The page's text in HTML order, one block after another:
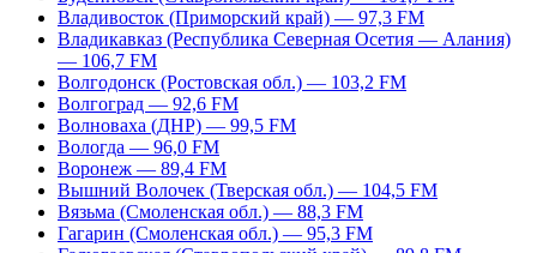
Владивосток (Приморский край) — 97,3 FM
Владикавказ (Республика Северная Осетия — Алания)
— 106,7 FM
Волгодонск (Ростовская обл.) — 103,2 FM
Волгоград — 92,6 FM
Волноваха (ДНР) — 99,5 FM
Вологда — 96,0 FM
Воронеж — 89,4 FM
Вышний Волочек (Тверская обл.) — 104,5 FM
Вязьма (Смоленская обл.) — 88,3 FM
Гагарин (Смоленская обл.) — 95,3 FM